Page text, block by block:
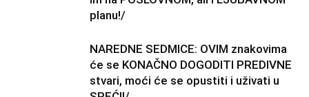
planu!/
NAREDNE SEDMICE: OVIM znakovima
će se KONAČNO DOGODITI PREDIVNE
stvari, moći će se opustiti i uživati u